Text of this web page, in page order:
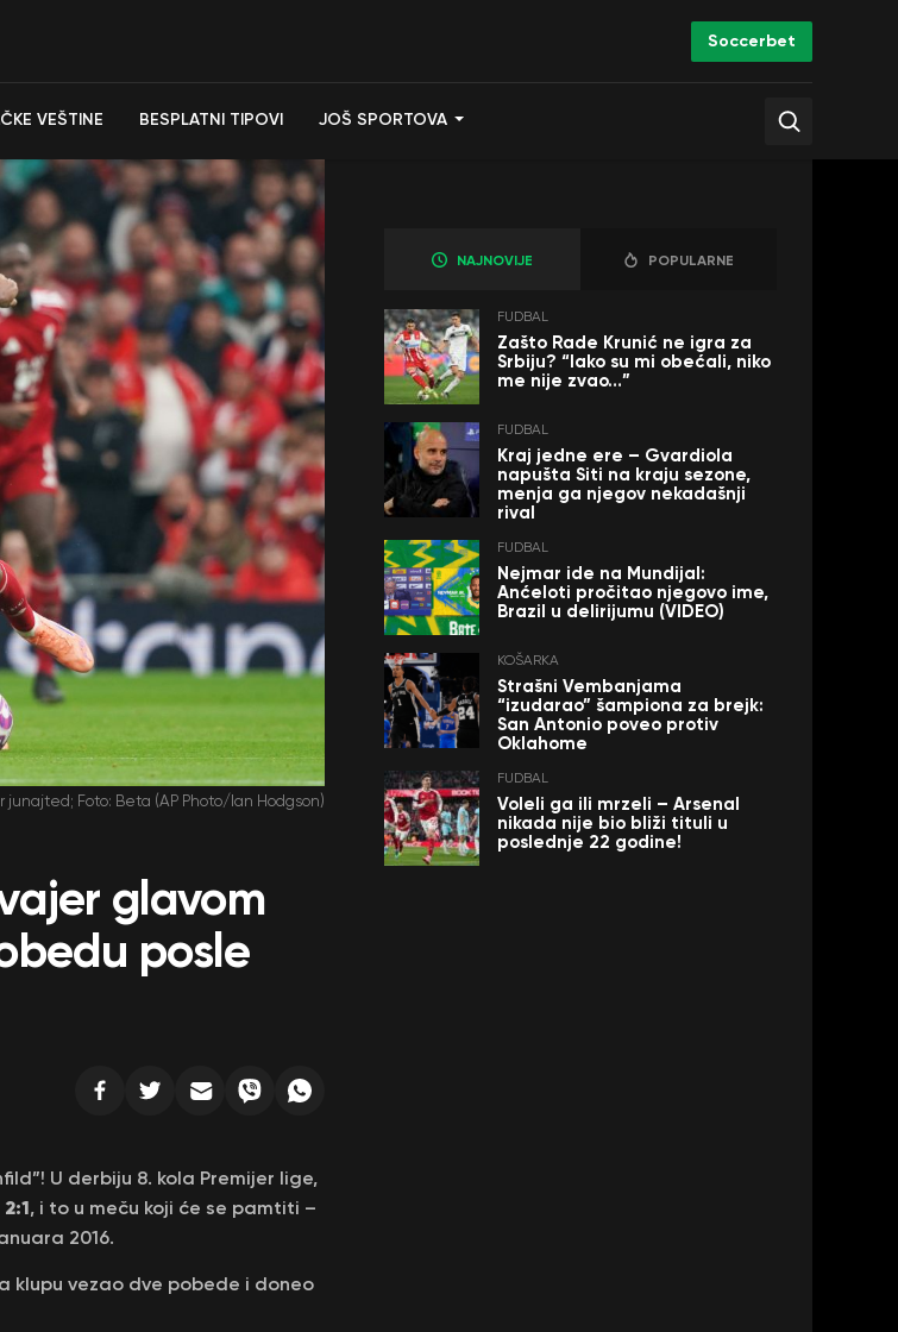
Soccerbet
VEŠTINE BESPLATNI TIPOVI JOŠ SPORTOVA
Foto: Beta (AP Photo/Ian Hodgson)
glavom
posle
U derbiju 8. kola Premijer lige,
2:1, i to u meču koji će se pamtiti –
2016.
klupu vezao dve pobede i doneo
NAJNOVIJE POPULARNE
FUDBAL
Zašto Rade Krunić ne igra za
Srbiju? “Iako su mi obećali, niko
me nije zvao…”
FUDBAL
Kraj jedne ere – Gvardiola
napušta Siti na kraju sezone,
menja ga njegov nekadašnji
rival
FUDBAL
Nejmar ide na Mundijal:
Anćeloti pročitao njegovo ime,
Brazil u delirijumu (VIDEO)
KOŠARKA
Strašni Vembanjama
“izudarao” šampiona za brejk:
San Antonio poveo protiv
Oklahome
FUDBAL
Voleli ga ili mrzeli – Arsenal
nikada nije bio bliži tituli u
poslednje 22 godine!